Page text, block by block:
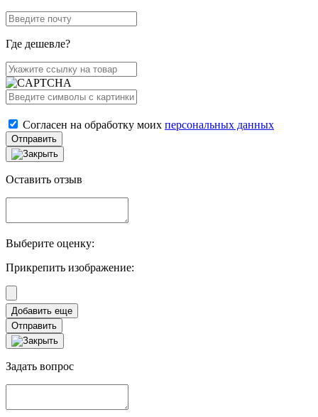
Где дешевле?
Согласен на обработку моих персональных данных
Отправить
Оставить отзыв
Выберите оценку:
Прикрепить изображение:
Отправить
Задать вопрос